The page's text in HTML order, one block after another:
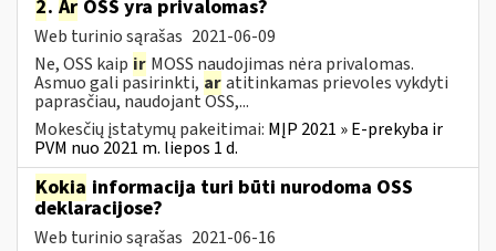
2. Ar OSS yra privalomas?
Web turinio sąrašas 2021-06-09
Ne, OSS kaip ir MOSS naudojimas nėra privalomas.
Asmuo gali pasirinkti, aratitinkamas prievoles vykdyti
paprasčiau, naudojant OSS,...
Mokesčių įstatymų pakeitimai: MĮP 2021 » E-prekyba ir
PVM nuo 2021 m. liepos 1 d.
Kokia informacija turi būti nurodoma OSS
deklaracijose?
Web turinio sąrašas 2021-06-16